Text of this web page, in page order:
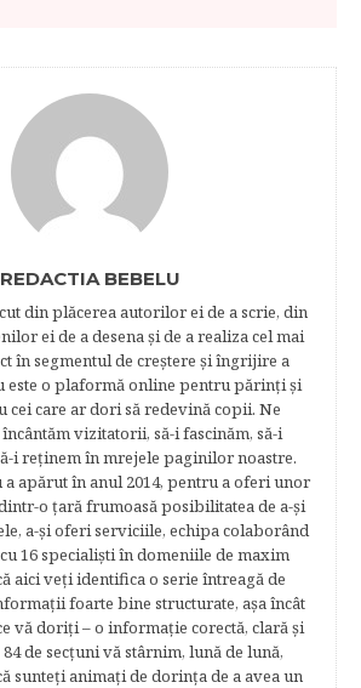
REDACTIA BEBELU
din plăcerea autorilor ei de a scrie, din
ei de a desena şi de a realiza cel mai
în segmentul de creştere şi îngrijire a
este o plaformă online pentru părinţi şi
cei care ar dori să redevină copii. Ne
vizitatorii, să-i fascinăm, să-i
i reţinem în mrejele paginilor noastre.​
apărut în anul 2014, pentru a oferi unor
o ţară frumoasă posibilitatea de a-şi
a-şi oferi serviciile, echipa colaborând
16 specialişti în domeniile de maxim
aici veţi identifica o serie întreagă de
foarte bine structurate, aşa încât
vă doriţi – o informaţie corectă, clară şi
de secțuni vă stârnim, lună de lună,
sunteţi animaţi de dorinţa de a avea un